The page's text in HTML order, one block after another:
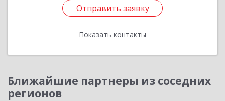
Отправить заявку
Показать контакты
Отправить заявку
Назад
Ближайшие партнеры из соседних
регионов